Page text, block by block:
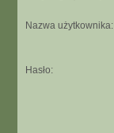
Nazwa użytkownika:
Hasło: